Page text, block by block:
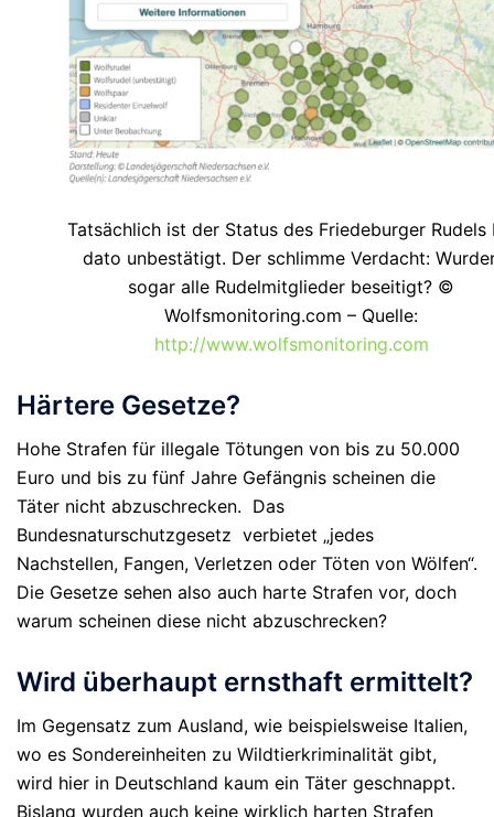
Tatsächlich ist der Status des Friedeburger Rudels
dato unbestätigt. Der schlimme Verdacht:
sogar alle Rudelmitglieder beseitigt? ©
Wolfsmonitoring.com – Quelle:
http://www.wolfsmonitoring.com
Härtere Gesetze?
Hohe Strafen für illegale Tötungen von bis zu 50.000
Euro und bis zu fünf Jahre Gefängnis scheinen die
Täter nicht abzuschrecken. Das
Bundesnaturschutzgesetz verbietet „jedes
Nachstellen, Fangen, Verletzen oder Töten von Wölfen“.
Die Gesetze sehen also auch harte Strafen vor, doch
warum scheinen diese nicht abzuschrecken?
Wird überhaupt ernsthaft ermittelt?
Im Gegensatz zum Ausland, wie beispielsweise Italien,
wo es Sondereinheiten zu Wildtierkriminalität gibt,
wird hier in Deutschland kaum ein Täter geschnappt.
Bislang wurden auch keine wirklich harten Strafen